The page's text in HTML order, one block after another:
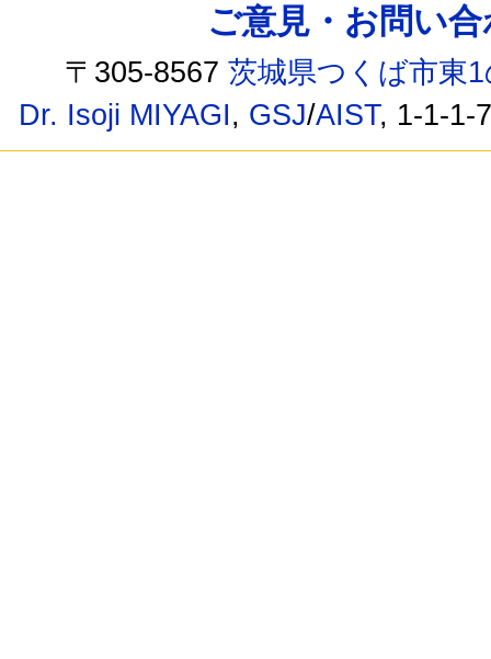
ご意見・お問い
〒305-8567茨城県つくば市東
Dr. Isoji MIYAGI, GSJ/AIST, 1-1-1-